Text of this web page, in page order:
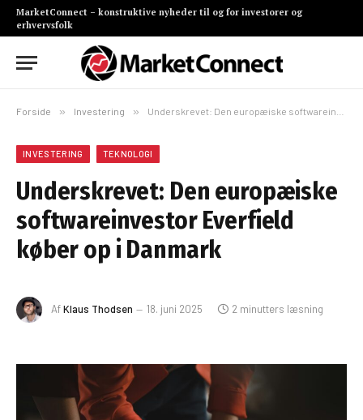
MarketConnect – konstruktive nyheder til og for investorer og
erhvervsfolk
Forside » Investering » Underskrevet: Den europæiske softwareinvestor Everfield køber op i Danmark
INVESTERING TEKNOLOGI
Underskrevet: Den europæiske
softwareinvestor Everfield
køber op i Danmark
AfKlaus Thodsen 18. juni 2025 2 minutters læsning